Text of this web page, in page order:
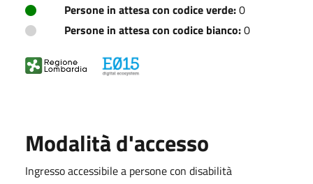
Persone in attesa con codice verde:0
Persone in attesa con codice bianco:0
Modalità d'accesso
Ingresso accessibile a persone con disabilità